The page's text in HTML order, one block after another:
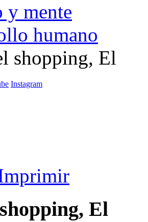
y mente
humano
shopping, El
Instagram
El